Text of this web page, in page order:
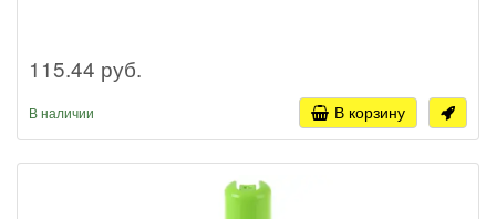
115.44 руб.
В наличии В корзину